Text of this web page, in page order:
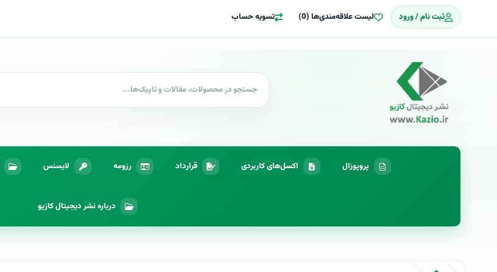
ثبت نام / ورود لیست علاقه‌مندی‌ها (0) تسویه حساب
پروپوزال اکسل‌های کاربردی قرارداد رزومه لایسنس
درباره نشر دیجیتال کازیو